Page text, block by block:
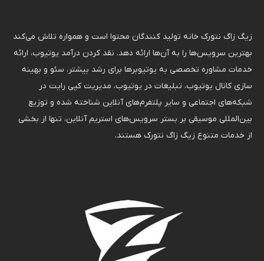
زیگ زاگ نتورک خانه تولید کنندگان محتوا است و همواره تلاش می‌کند
بهترین سرویس‌ها را به آن‌ها ارائه دهد. نقد کردن درآمد یوتیوب، ارائه
خدمات مشاوره تخصصی به یوتیوبرها برای رشد بیشتر، سئو و بهینه
سازی کانال یوتیوب، تبلیغات در یوتیوب، مدیریت کپی رایت در
شبکه‌های اجتماعی و سایر پلتفرم‌های آنلاین شناخته شده و توزیع
بین‌المللی موسیقی بر بستر سرویس‌های استریم آنلاین، تنها از بخشی
از خدمات متنوع زیگ زاگ نتورک هستند.